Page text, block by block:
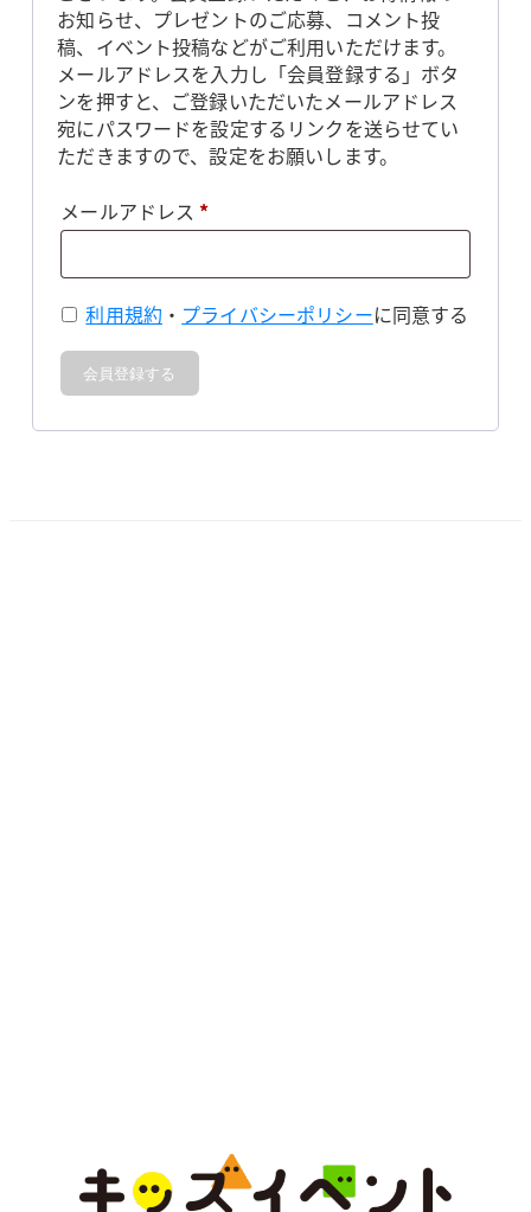
お知らせ、プレゼントのご応募、コメント投
稿、イベント投稿などがご利用いただけます。
メールアドレスを入力し「会員登録する」ボタ
ンを押すと、ご登録いただいたメールアドレス
宛にパスワードを設定するリンクを送らせてい
ただきますので、設定をお願いします。
メールアドレス *必
利用規約 ・ プライバシーポリシーに同意する
会員登録する